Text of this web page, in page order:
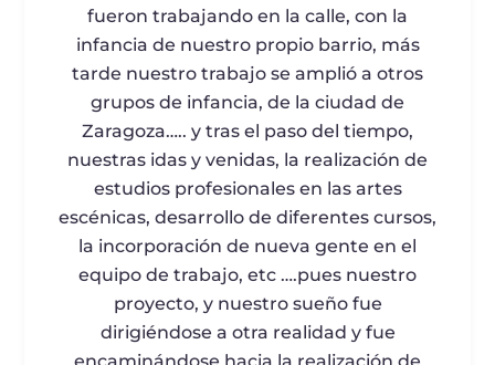
fueron trabajando en la calle, con la
infancia de nuestro propio barrio, más
tarde nuestro trabajo se amplió a otros
grupos de infancia, de la ciudad de
Zaragoza….. y tras el paso del tiempo,
nuestras idas y venidas, la realización de
estudios profesionales en las artes
escénicas, desarrollo de diferentes cursos,
la incorporación de nueva gente en el
equipo de trabajo, etc ….pues nuestro
proyecto, y nuestro sueño fue
dirigiéndose a otra realidad y fue